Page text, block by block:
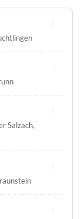
Salzach,